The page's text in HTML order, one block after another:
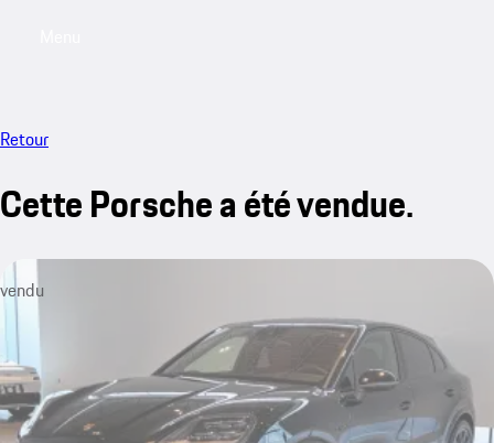
Retour
Cette Porsche a été vendue.
vendu